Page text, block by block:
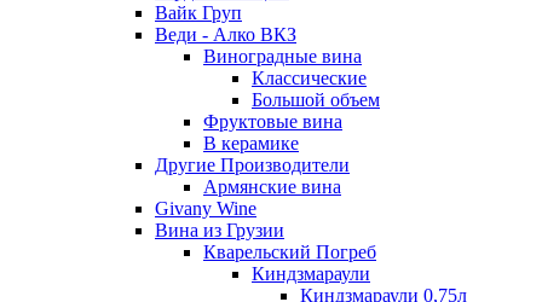
Вайк Груп
Веди - Алко ВКЗ
Виноградные вина
Классические
Большой объем
Фруктовые вина
В керамике
Другие Производители
Армянские вина
Givany Wine
Вина из Грузии
Кварельский Погреб
Киндзмараули
Киндзмараули 0,75л